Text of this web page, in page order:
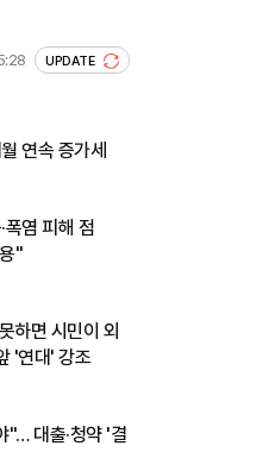
UPDATE
연속 증가세
폭염 피해 점
"
하면 시민이 외
'연대' 강조
"… 대출·청약 '결